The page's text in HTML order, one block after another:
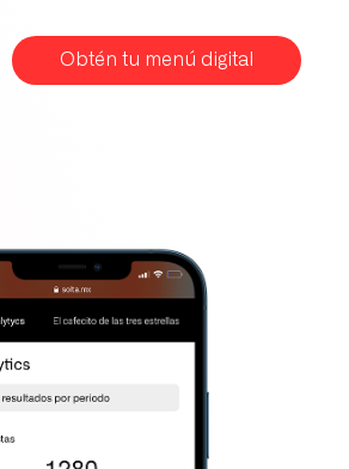
Obtén tu menú digital